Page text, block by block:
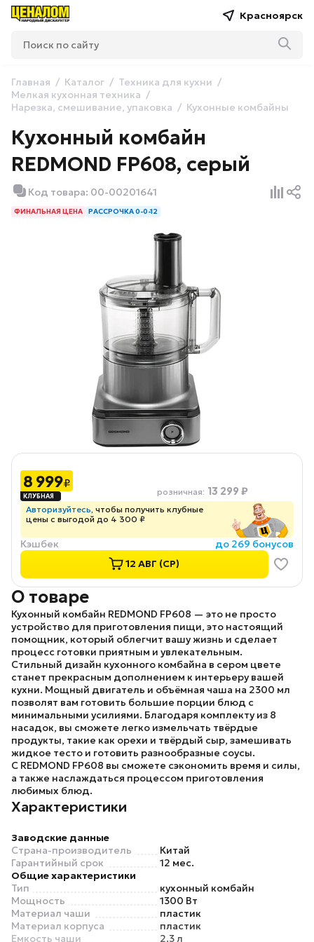
Красноярск
Главная Каталог
Техника для кухни
Мелкая кухонная техника
Нарезка, смешивание, упаковка
Кухонные комбайны
Кухонный комбайн
REDMOND FP608, серый
Код товара: 00-00201641
ФИНАЛЬНАЯ ЦЕНА РАССРОЧКА 0-0-12
8 999₽
розничная: 13 299 ₽
Авторизуйтесь, чтобы получить клубные
цены с выгодой до 4 300 ₽
Кэшбек
до 269 бонусов
12 АВГ (СР)
О товаре
Кухонный комбайн REDMOND FP608 — это не просто
устройство для приготовления пищи, это настоящий
помощник, который облегчит вашу жизнь и сделает
процесс готовки приятным и увлекательным.
Стильный дизайн кухонного комбайна в сером цвете
станет прекрасным дополнением к интерьеру вашей
кухни. Мощный двигатель и объёмная чаша на 2300 мл
позволят вам готовить большие порции блюд с
минимальными усилиями. Благодаря комплекту из 8
насадок, вы сможете легко измельчать твёрдые
продукты, такие как орехи и твёрдый сыр, замешивать
жидкое тесто и готовить разнообразные соусы.
С REDMOND FP608 вы сможете сэкономить время и силы,
а также наслаждаться процессом приготовления
любимых блюд.
Характеристики
Заводские данные
Страна-производитель
Китай
Гарантийный срок
12 мес.
Общие характеристики
Тип
кухонный комбайн
Мощность
1300 Вт
Материал чаши
пластик
Материал корпуса
пластик
Емкость чаши
2.3 л